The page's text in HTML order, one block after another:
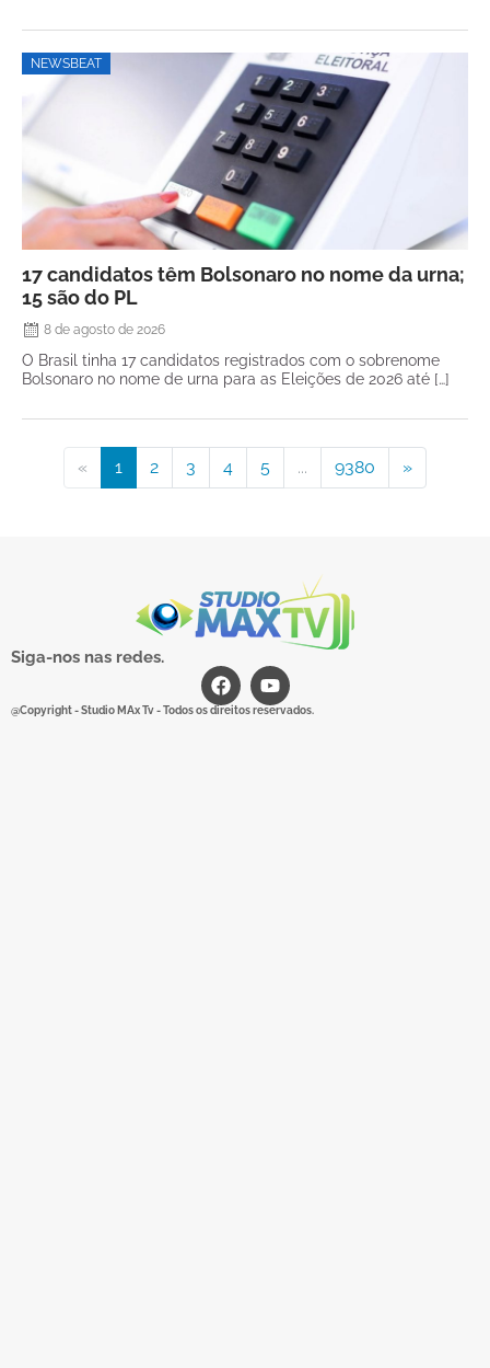
NEWSBEAT
17 candidatos têm Bolsonaro no nome da urna;
15 são do PL
8 de agosto de 2026
O Brasil tinha 17 candidatos registrados com o sobrenome
Bolsonaro no nome de urna para as Eleições de 2026 até […]
« 1 2 3 4 5 ... 9380 »
Siga-nos nas redes.
@Copyright - Studio MAx Tv - Todos os direitos reservados.